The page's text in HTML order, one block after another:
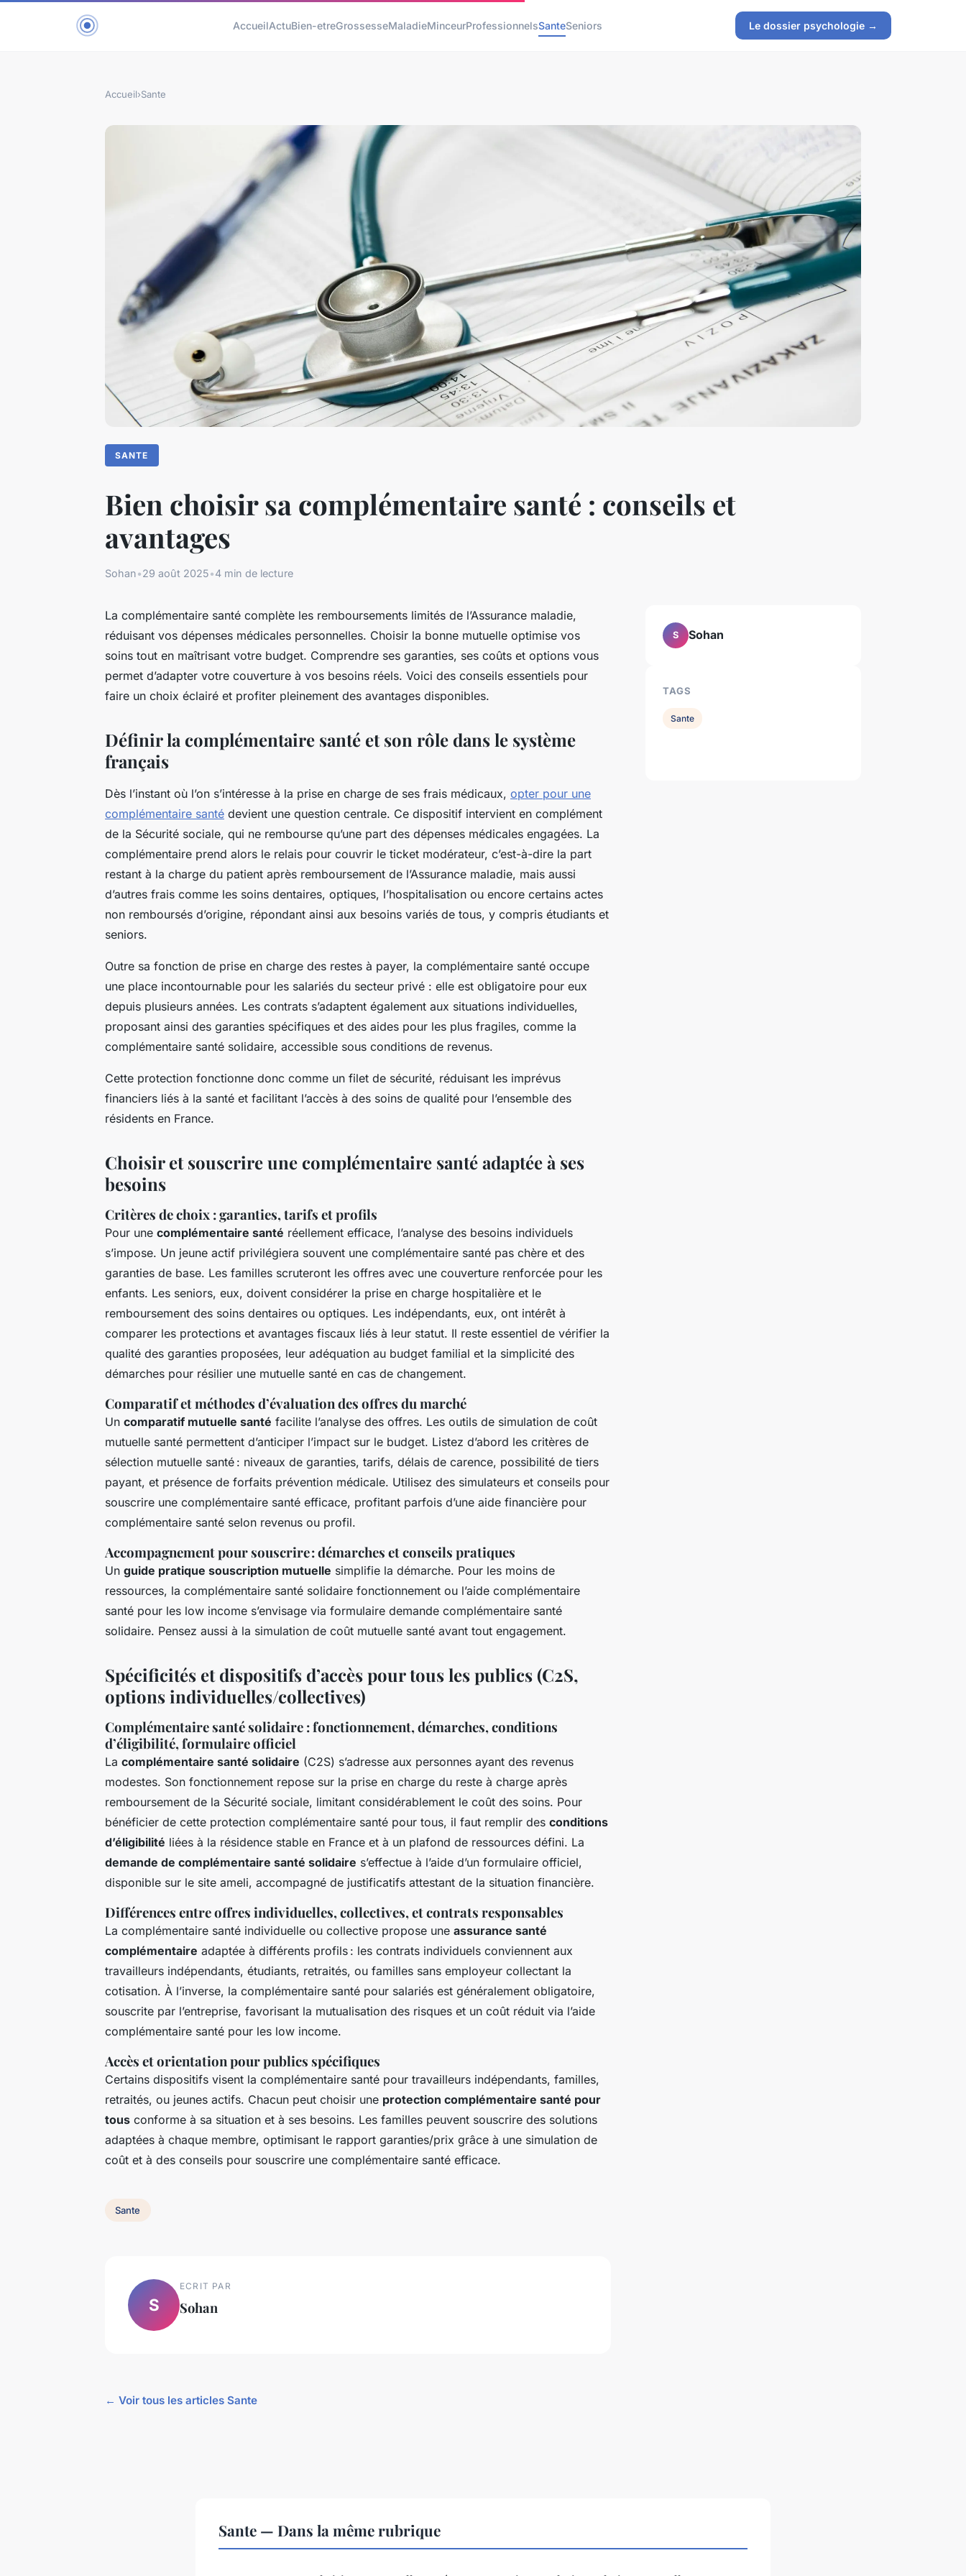
AccueilActuBien-etreGrossesseMaladieMinceurProfessionnelsSanteSeniors Le dossier psychologie →
Accueil›Sante
SANTE
Bien choisir sa complémentaire santé : conseils et
avantages
Sohan•29 août 2025•4 min de lecture
La complémentaire santé complète les remboursements limités de l’Assurance maladie,
réduisant vos dépenses médicales personnelles. Choisir la bonne mutuelle optimise vos
soins tout en maîtrisant votre budget. Comprendre ses garanties, ses coûts et options vous
permet d’adapter votre couverture à vos besoins réels. Voici des conseils essentiels pour
faire un choix éclairé et profiter pleinement des avantages disponibles.
Définir la complémentaire santé et son rôle dans le système
français
Dès l’instant où l’on s’intéresse à la prise en charge de ses frais médicaux, opter pour une
complémentaire santé devient une question centrale. Ce dispositif intervient en complément
de la Sécurité sociale, qui ne rembourse qu’une part des dépenses médicales engagées. La
complémentaire prend alors le relais pour couvrir le ticket modérateur, c’est-à-dire la part
restant à la charge du patient après remboursement de l’Assurance maladie, mais aussi
d’autres frais comme les soins dentaires, optiques, l’hospitalisation ou encore certains actes
non remboursés d’origine, répondant ainsi aux besoins variés de tous, y compris étudiants et
seniors.
Outre sa fonction de prise en charge des restes à payer, la complémentaire santé occupe
une place incontournable pour les salariés du secteur privé : elle est obligatoire pour eux
depuis plusieurs années. Les contrats s’adaptent également aux situations individuelles,
proposant ainsi des garanties spécifiques et des aides pour les plus fragiles, comme la
complémentaire santé solidaire, accessible sous conditions de revenus.
Cette protection fonctionne donc comme un filet de sécurité, réduisant les imprévus
financiers liés à la santé et facilitant l’accès à des soins de qualité pour l’ensemble des
résidents en France.
Choisir et souscrire une complémentaire santé adaptée à ses
besoins
Critères de choix : garanties, tarifs et profils
Pour une complémentaire santé réellement efficace, l’analyse des besoins individuels
s’impose. Un jeune actif privilégiera souvent une complémentaire santé pas chère et des
garanties de base. Les familles scruteront les offres avec une couverture renforcée pour les
enfants. Les seniors, eux, doivent considérer la prise en charge hospitalière et le
remboursement des soins dentaires ou optiques. Les indépendants, eux, ont intérêt à
comparer les protections et avantages fiscaux liés à leur statut. Il reste essentiel de vérifier la
qualité des garanties proposées, leur adéquation au budget familial et la simplicité des
démarches pour résilier une mutuelle santé en cas de changement.
Comparatif et méthodes d’évaluation des offres du marché
Un comparatif mutuelle santé facilite l’analyse des offres. Les outils de simulation de coût
mutuelle santé permettent d’anticiper l’impact sur le budget. Listez d’abord les critères de
sélection mutuelle santé : niveaux de garanties, tarifs, délais de carence, possibilité de tiers
payant, et présence de forfaits prévention médicale. Utilisez des simulateurs et conseils pour
souscrire une complémentaire santé efficace, profitant parfois d’une aide financière pour
complémentaire santé selon revenus ou profil.
Accompagnement pour souscrire : démarches et conseils pratiques
Un guide pratique souscription mutuelle simplifie la démarche. Pour les moins de
ressources, la complémentaire santé solidaire fonctionnement ou l’aide complémentaire
santé pour les low income s’envisage via formulaire demande complémentaire santé
solidaire. Pensez aussi à la simulation de coût mutuelle santé avant tout engagement.
Spécificités et dispositifs d’accès pour tous les publics (C2S,
options individuelles/collectives)
Complémentaire santé solidaire : fonctionnement, démarches, conditions
d’éligibilité, formulaire officiel
La complémentaire santé solidaire (C2S) s’adresse aux personnes ayant des revenus
modestes. Son fonctionnement repose sur la prise en charge du reste à charge après
remboursement de la Sécurité sociale, limitant considérablement le coût des soins. Pour
bénéficier de cette protection complémentaire santé pour tous, il faut remplir des conditions
d’éligibilité liées à la résidence stable en France et à un plafond de ressources défini. La
demande de complémentaire santé solidaire s’effectue à l’aide d’un formulaire officiel,
disponible sur le site ameli, accompagné de justificatifs attestant de la situation financière.
Différences entre offres individuelles, collectives, et contrats responsables
La complémentaire santé individuelle ou collective propose une assurance santé
complémentaire adaptée à différents profils : les contrats individuels conviennent aux
travailleurs indépendants, étudiants, retraités, ou familles sans employeur collectant la
cotisation. À l’inverse, la complémentaire santé pour salariés est généralement obligatoire,
souscrite par l’entreprise, favorisant la mutualisation des risques et un coût réduit via l’aide
complémentaire santé pour les low income.
Accès et orientation pour publics spécifiques
Certains dispositifs visent la complémentaire santé pour travailleurs indépendants, familles,
retraités, ou jeunes actifs. Chacun peut choisir une protection complémentaire santé pour
tous conforme à sa situation et à ses besoins. Les familles peuvent souscrire des solutions
adaptées à chaque membre, optimisant le rapport garanties/prix grâce à une simulation de
coût et à des conseils pour souscrire une complémentaire santé efficace.
Sante
S
ECRIT PAR
Sohan
← Voir tous les articles Sante
S Sohan
TAGS
Sante
Sante — Dans la même rubrique